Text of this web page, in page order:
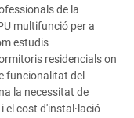
de la
multifunció per a
estudis
residencials on
funcionalitat del
la necessitat de
el cost d'instal·lació